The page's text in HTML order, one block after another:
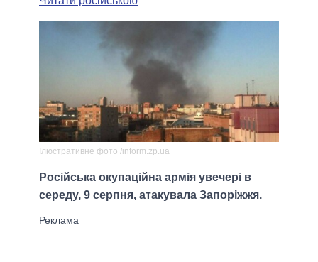
Ілюстративне фото /inform.zp.ua
Російська окупаційна армія увечері в
середу, 9 серпня, атакувала Запоріжжя.